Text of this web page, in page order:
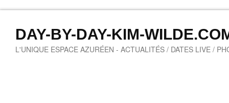
DAY-BY-DAY-KIM-
L'UNIQUE ESPACE AZURÉEN - ACTUALITÉS / DATES LIVE /